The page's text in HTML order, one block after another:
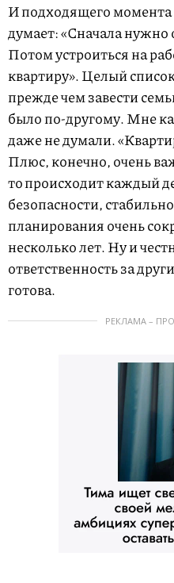
И подходящего
думает: «Сначала нужно
Потом устроиться на
квартиру». Целый
прежде чем завести
было по-другому. Мне
даже не думали.
Плюс, конечно, очень
то происходит каждый
безопасности,
планирования очень
несколько лет. Ну и
ответственность за
готова.
РЕКЛАМА –